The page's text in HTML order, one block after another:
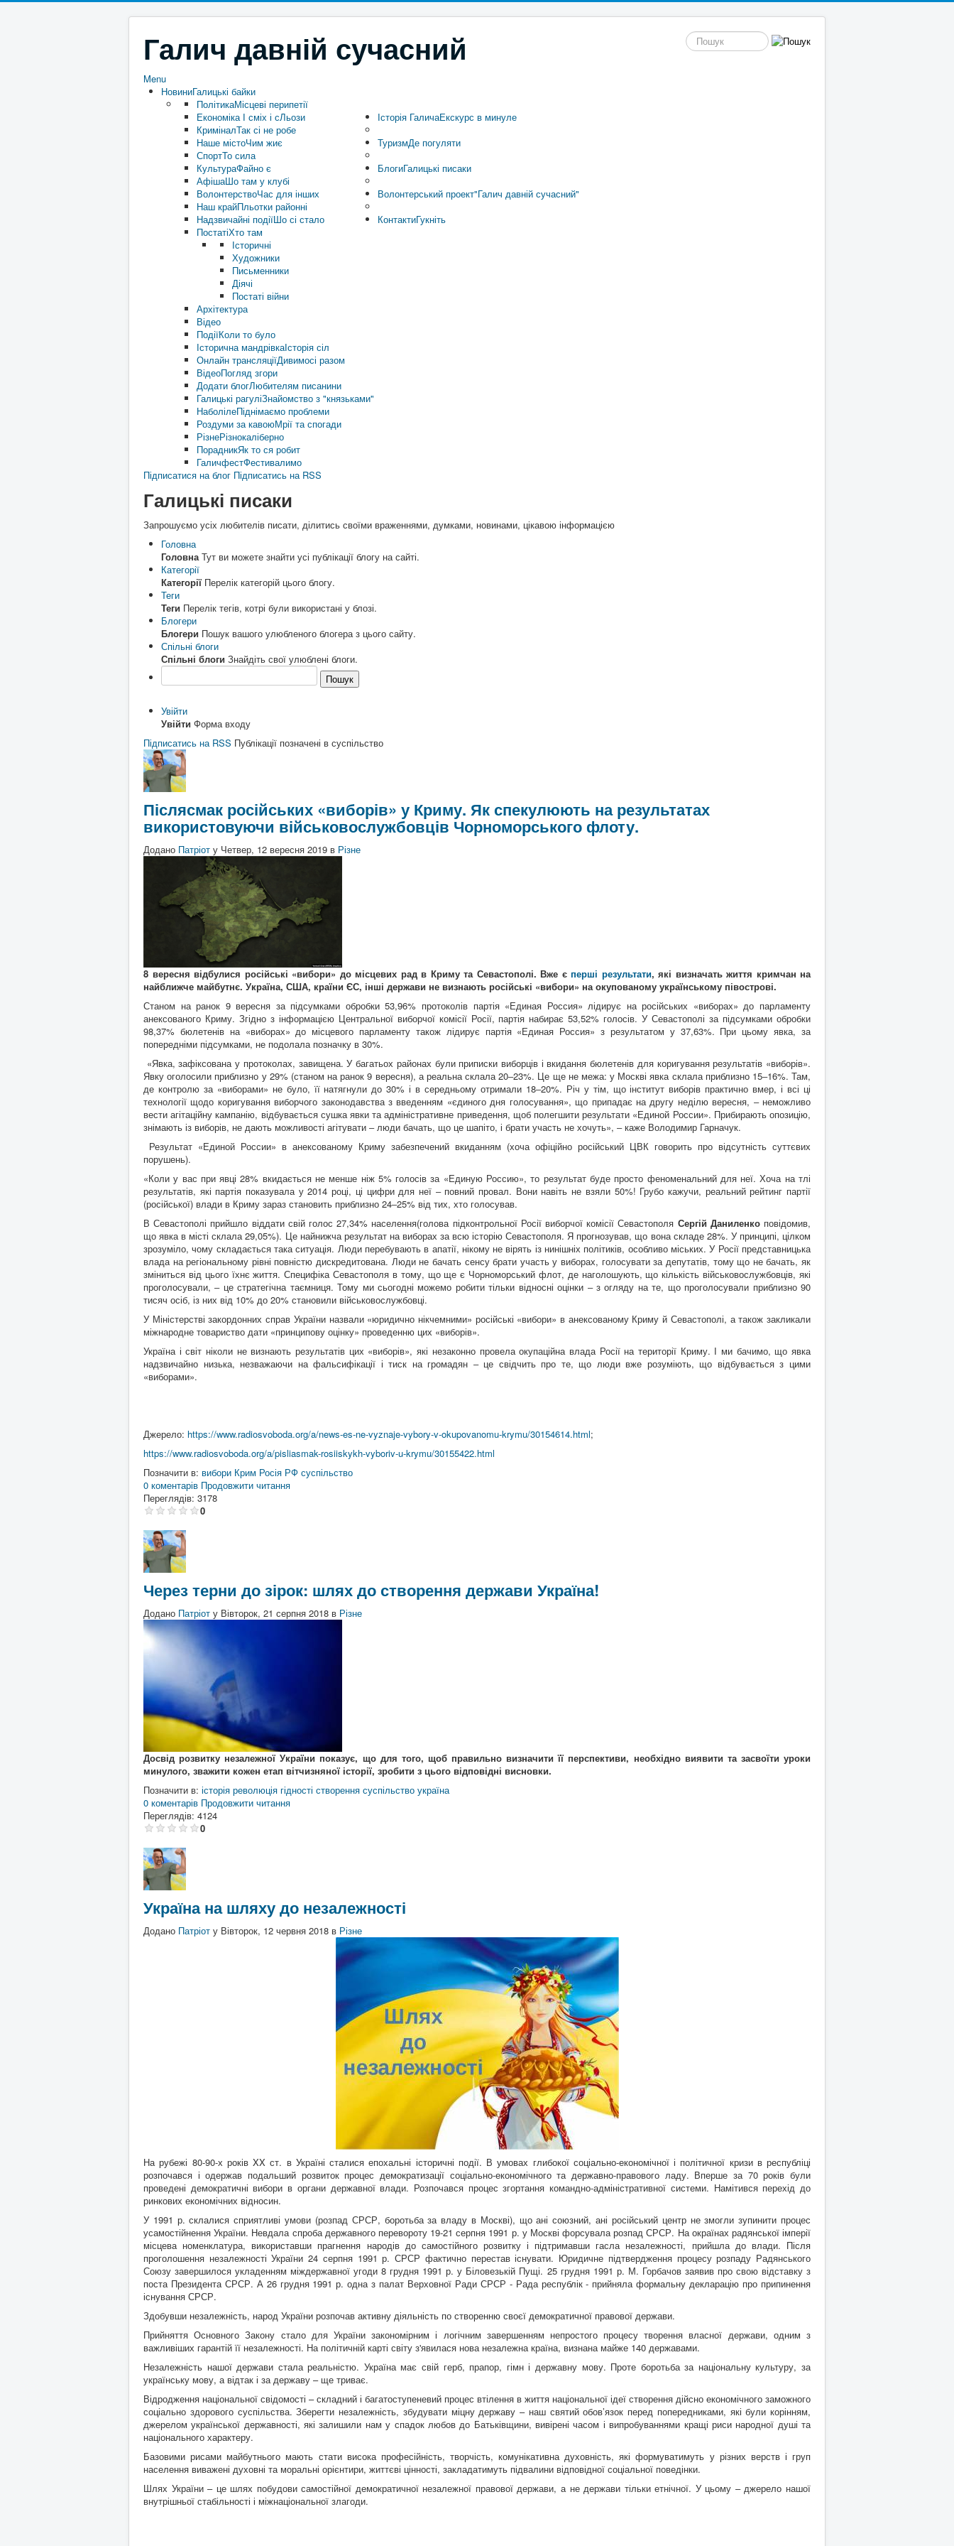
Галич давній сучасний пошук
Menu
НовиниГалицькі байки
ПолітикаМісцеві перипетії
ЕкономікаІ сміх і сЛьози
КриміналТак сі не робе
Наше містоЧим жиє
СпортТо сила
КультураФайно є
АфішаШо там у клубі
ВолонтерствоЧас для інших
Наш крайПльотки районні
Надзвичайні подіїШо сі стало
Історія ГаличаЕкскурс в минуле
ПостатіХто там
Історичні
Художники
Письменники
Діячі
Постаті війни
Архітектура
Відео
ПодіїКоли то було
Історична мандрівкаІсторія сіл
ТуризмДе погуляти
Онлайн трансляціїДивимосі разом
ВідеоПогляд згори
БлогиГалицькі писаки
Додати блогЛюбителям писанини
Галицькі рагуліЗнайомство з "князьками"
НаболілеПіднімаємо проблеми
Роздуми за кавоюМрії та спогади
РізнеРізнокаліберно
ПорадникЯк то ся робит
Волонтерський проект"Галич давній сучасний"
ГаличфестФестивалимо
КонтактиГукніть
Підписатися на блог Підписатись на RSS
Галицькі писаки
Запрошуємо усіх любителів писати, ділитись своїми враженнями, думками, новинами, цікавою інформацією
Головна
ГоловнаТут ви можете знайти усі публікації блогу на сайті.
Категорії
Категорії Перелік категорій цього блогу.
Теги
Теги Перелік тегів, котрі були використані у блозі.
Блогери
Блогери Пошук вашого улюбленого блогера з цього сайту.
Спільні блоги
Спільні блоги Знайдіть свої улюблені блоги.
Пошук
Увійти
Увійти Форма входу
Підписатись на RSS Публікації позначені в суспільство
Післясмак російських «виборів» у Криму. Як спекулюють на результатах
використовуючи військовослужбовців Чорноморського флоту.
Додано Патріот у Четвер, 12 вересня 2019 в Різне
8 вересня відбулися російські «вибори» до місцевих рад в Криму та Севастополі. Вже є перші результати, які визначать життя кримчан на
найближче майбутнє. Україна, США, країни ЄС, інші держави не визнають російські «вибори» на окупованому українському півострові.
Станом на ранок 9 вересня за підсумками обробки 53,96% протоколів партія «Единая Россия» лідирує на російських «виборах» до парламенту
анексованого Криму. Згідно з інформацією Центральної виборчої комісії Росії, партія набирає 53,52% голосів. У Севастополі за підсумками обробки
98,37% бюлетенів на «виборах» до місцевого парламенту також лідирує партія «Единая Россия» з результатом у 37,63%. При цьому явка, за
попередніми підсумками, не подолала позначку в 30%.
«Явка, зафіксована у протоколах, завищена. У багатьох районах були приписки виборців і вкидання бюлетенів для коригування результатів «виборів».
Явку оголосили приблизно у 29% (станом на ранок 9 вересня), а реальна склала 20‒23%. Це ще не межа: у Москві явка склала приблизно 15‒16%. Там,
де контролю за «виборами» не було, її натягнули до 30% і в середньому отримали 18‒20%. Річ у тім, що інститут виборів практично вмер, і всі ці
технології щодо коригування виборчого законодавства з введенням «єдиного дня голосування», що припадає на другу неділю вересня, ‒ неможливо
вести агітаційну кампанію, відбувається сушка явки та адміністративне приведення, щоб полегшити результати «Единой России». Прибирають опозицію,
знімають із виборів, не дають можливості агітувати ‒ люди бачать, що це шапіто, і брати участь не хочуть», ‒ каже Володимир Гарначук.
Результат «Единой России» в анексованому Криму забезпечений вкиданням (хоча офіційно російський ЦВК говорить про відсутність суттєвих
порушень).
«Коли у вас при явці 28% вкидається не менше ніж 5% голосів за «Единую Россию», то результат буде просто феноменальний для неї. Хоча на тлі
результатів, які партія показувала у 2014 році, ці цифри для неї ‒ повний провал. Вони навіть не взяли 50%! Грубо кажучи, реальний рейтинг партії
(російської) влади в Криму зараз становить приблизно 24‒25% від тих, хто голосував.
В Севастополі прийшло віддати свій голос 27,34% населення(голова підконтрольної Росії виборчої комісії Севастополя Сергій Даниленкоповідомив,
що явка в місті склала 29,05%). Це найнижча результат на виборах за всю історію Севастополя. Я прогнозував, що вона складе 28%. У принципі, цілком
зрозуміло, чому складається така ситуація. Люди перебувають в апатії, нікому не вірять із нинішніх політиків, особливо міських. У Росії представницька
влада на регіональному рівні повністю дискредитована. Люди не бачать сенсу брати участь у виборах, голосувати за депутатів, тому що не бачать, як
зміниться від цього їхнє життя. Специфіка Севастополя в тому, що ще є Чорноморський флот, де наголошують, що кількість військовослужбовців, які
проголосували, ‒ це стратегічна таємниця. Тому ми сьогодні можемо робити тільки відносні оцінки ‒ з огляду на те, що проголосували приблизно 90
тисяч осіб, із них від 10% до 20% становили військовослужбовці.
У Міністерстві закордонних справ України назвали «юридично нікчемними» російські «вибори» в анексованому Криму й Севастополі, а також закликали
міжнародне товариство дати «принципову оцінку» проведенню цих «виборів».
Україна і світ ніколи не визнають результатів цих «виборів», які незаконно провела окупаційна влада Росії на території Криму. І ми бачимо, що явка
надзвичайно низька, незважаючи на фальсифікації і тиск на громадян ‒ це свідчить про те, що люди вже розуміють, що відбувається з цими
«виборами».
Джерело: https://www.radiosvoboda.org/a/news-es-ne-vyznaje-vybory-v-okupovanomu-krymu/30154614.html;
https://www.radiosvoboda.org/a/pisliasmak-rosiiskykh-vyboriv-u-krymu/30155422.html
Позначити в: вибори Крим Росія РФ суспільство
0 коментарів Продовжити читання
Переглядів: 3178
0
Через терни до зірок: шлях до створення держави Україна!
Додано Патріот у Вівторок, 21 серпня 2018 в Різне
Досвід розвитку незалежної України показує, що для того, щоб правильно визначити її перспективи, необхідно виявити та засвоїти уроки
минулого, зважити кожен етап вітчизняної історії, зробити з цього відповідні висновки.
Позначити в: історія революція гідності створення суспільство україна
0 коментарів Продовжити читання
Переглядів: 4124
0
Україна на шляху до незалежності
Додано Патріот у Вівторок, 12 червня 2018 в Різне
На рубежі 80-90-х років XX ст. в Україні сталися епохальні історичні події. В умовах глибокої соціально-економічної і політичної кризи в республіці
розпочався і одержав подальший розвиток процес демократизації соціально-економічного та державно-правового ладу. Вперше за 70 років були
проведені демократичні вибори в органи державної влади. Розпочався процес згортання командно-адміністративної системи. Намітився перехід до
ринкових економічних відносин.
У 1991 р. склалися сприятливі умови (розпад СРСР, боротьба за владу в Москві), що ані союзний, ані російський центр не змогли зупинити процес
усамостійнення України. Невдала спроба державного перевороту 19-21 серпня 1991 р. у Москві форсувала розпад СРСР. На окраїнах радянської імперії
місцева номенклатура, використавши прагнення народів до самостійного розвитку і підтримавши гасла незалежності, прийшла до влади. Після
проголошення незалежності України 24 серпня 1991 р. СРСР фактично перестав існувати. Юридичне підтвердження процесу розпаду Радянського
Союзу завершилося укладенням міждержавної угоди 8 грудня 1991 р. у Біловезькій Пущі. 25 грудня 1991 р. М. Горбачов заявив про свою відставку з
поста Президента СРСР. А 26 грудня 1991 р. одна з палат Верховної Ради СРСР - Рада республік - прийняла формальну декларацію про припинення
існування СРСР.
Здобувши незалежність, народ України розпочав активну діяльність по створенню своєї демократичної правової держави.
Прийняття Основного Закону стало для України закономірним і логічним завершенням непростого процесу творення власної держави, одним з
важливіших гарантій її незалежності. На політичній карті світу з'явилася нова незалежна країна, визнана майже 140 державами.
Незалежність нашої держави стала реальністю. Україна має свій герб, прапор, гімн і державну мову. Проте боротьба за національну культуру, за
українську мову, а відтак і за державу – ще триває.
Відродження національної свідомості – складний і багатоступеневий процес втілення в життя національної ідеї створення дійсно економічного заможного
соціально здорового суспільства. Зберегти незалежність, збудувати міцну державу – наш святий обов’язок перед попередниками, які були корінням,
джерелом української державності, які залишили нам у спадок любов до Батьківщини, вивірені часом і випробуваннями кращі риси народної душі та
національного характеру.
Базовими рисами майбутнього мають стати висока професійність, творчість, комунікативна духовність, які формуватимуть у різних верств і груп
населення виважені духовні та моральні орієнтири, життєві цінності, закладатимуть підвалини відповідної соціальної поведінки.
Шлях України – це шлях побудови самостійної демократичної незалежної правової держави, а не держави тільки етнічної. У цьому – джерело нашої
внутрішньої стабільності і міжнаціональної злагоди.